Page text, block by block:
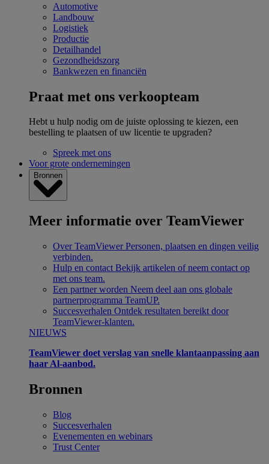
Automotive
Landbouw
Logistiek
Productie
Detailhandel
Gezondheidszorg
Bankwezen en financiën
Praat met ons verkoopteam
Hebt u hulp nodig om de juiste oplossing te kiezen, een
bestelling te plaatsen of uw licentie te upgraden?
Spreek met ons
Voor grote ondernemingen
Bronnen
Meer informatie over TeamViewer
Over TeamViewer Personen, plaatsen en dingen veilig
verbinden.
Hulp en contact Bekijk artikelen of neem contact op
met ons team.
Een partner worden Neem deel aan ons globale
partnerprogramma TeamUP.
Succesverhalen Ontdek resultaten bereikt door
TeamViewer-klanten.
NIEUWS
TeamViewer doet verslag van snelle klantaanpassing aan
haar Al-aanbod.
Bronnen
Blog
Succesverhalen
Evenementen en webinars
Trust Center